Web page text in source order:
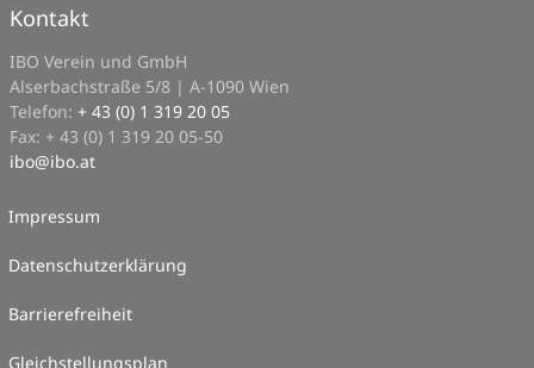
Kontakt
IBO Verein und GmbH
Alserbachstraße 5/8 | A-1090 Wien
Telefon: + 43 (0) 1 319 20 05
Fax: + 43 (0) 1 319 20 05-50
ibo@ibo.at
Impressum
Datenschutzerklärung
Barrierefreiheit
Gleichstellungsplan